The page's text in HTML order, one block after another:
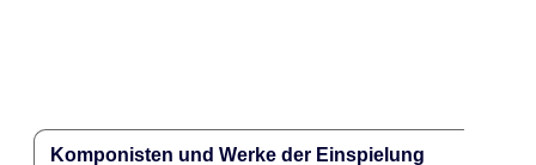
Komponisten und Werke der Einspielung